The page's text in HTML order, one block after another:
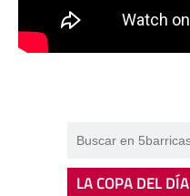
LA COPA DEL DÍA